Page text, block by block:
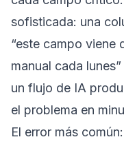
sofisticada: una
“este campo viene
manual cada
un flujo de IA
el problema en
El error más